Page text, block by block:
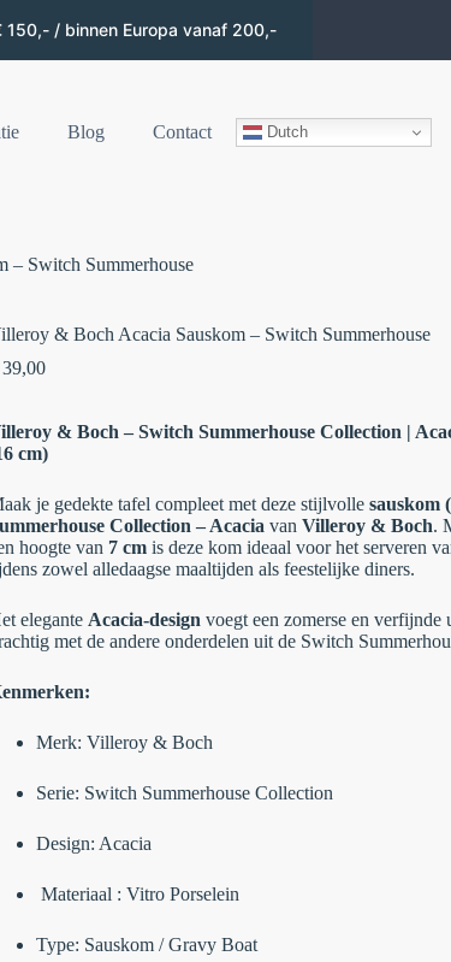
/ binnen Europa vanaf 200,-
Blog Contact Dutch
– Switch Summerhouse
& Boch Acacia Sauskom – Switch Summerhouse
39,00
& Boch – Switch Summerhouse Collection |
cm)
je gedekte tafel compleet met deze stijlvolle sauskom
Collection – Acacia van Villeroy & Boch.
hoogte van 7 cm is deze kom ideaal voor het serveren
zowel alledaagse maaltijden als feestelijke diners.
elegante Acacia-design voegt een zomerse en verfijnde
met de andere onderdelen uit de Switch
Merk: Villeroy & Boch
Serie: Switch Summerhouse Collection
Design: Acacia
Materiaal : Vitro Porselein
Type: Sauskom / Gravy Boat